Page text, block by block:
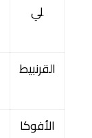
لي
القرنبيط
الأفوكا